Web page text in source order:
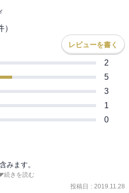
）
レビューを書く
2
5
3
1
0
みます。
宙人に向けた伝言をロケットで打ち
続きを読む
投稿日 : 2019.11.28